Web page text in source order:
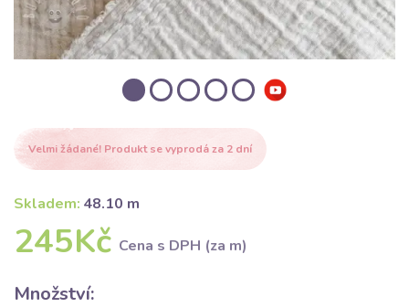
Velmi žádané! Produkt se vyprodá za 2 dní
Skladem: 48.10 m
245Kč Cena s DPH (za m)
Množství: